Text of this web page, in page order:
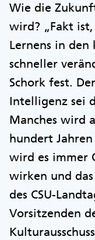
Wie die
wird? „Fakt ist,
Lernens in den
schneller
Schork fest.
Intelligenz sei
Manches wird
hundert
wird es immer
wirken und
des CSU-
Vorsitzenden